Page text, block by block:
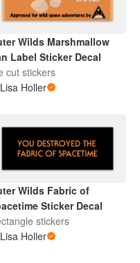
Wilds Marshmallow
Label Sticker Decal
cut stickers
Lisa Holler
Wilds Fabric of
Sticker Decal
stickers
Lisa Holler